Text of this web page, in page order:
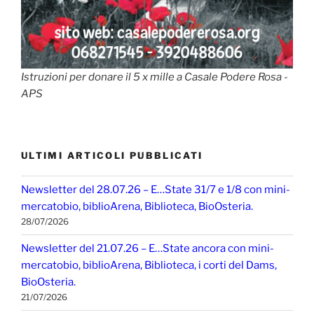
Istruzioni per donare il 5 x mille a Casale Podere Rosa -
APS
ULTIMI ARTICOLI PUBBLICATI
Newsletter del 28.07.26 – E…State 31/7 e 1/8 con mini-
mercatobio, biblioArena, Biblioteca, BioOsteria.
28/07/2026
Newsletter del 21.07.26 – E…State ancora con mini-
mercatobio, biblioArena, Biblioteca, i corti del Dams,
BioOsteria.
21/07/2026